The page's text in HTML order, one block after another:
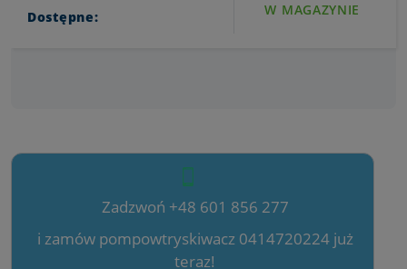
Dostępne: W MAGAZYNIE
Zadzwoń +48 601 856 277
i zamów pompowtryskiwacz 0414720224 już
teraz!